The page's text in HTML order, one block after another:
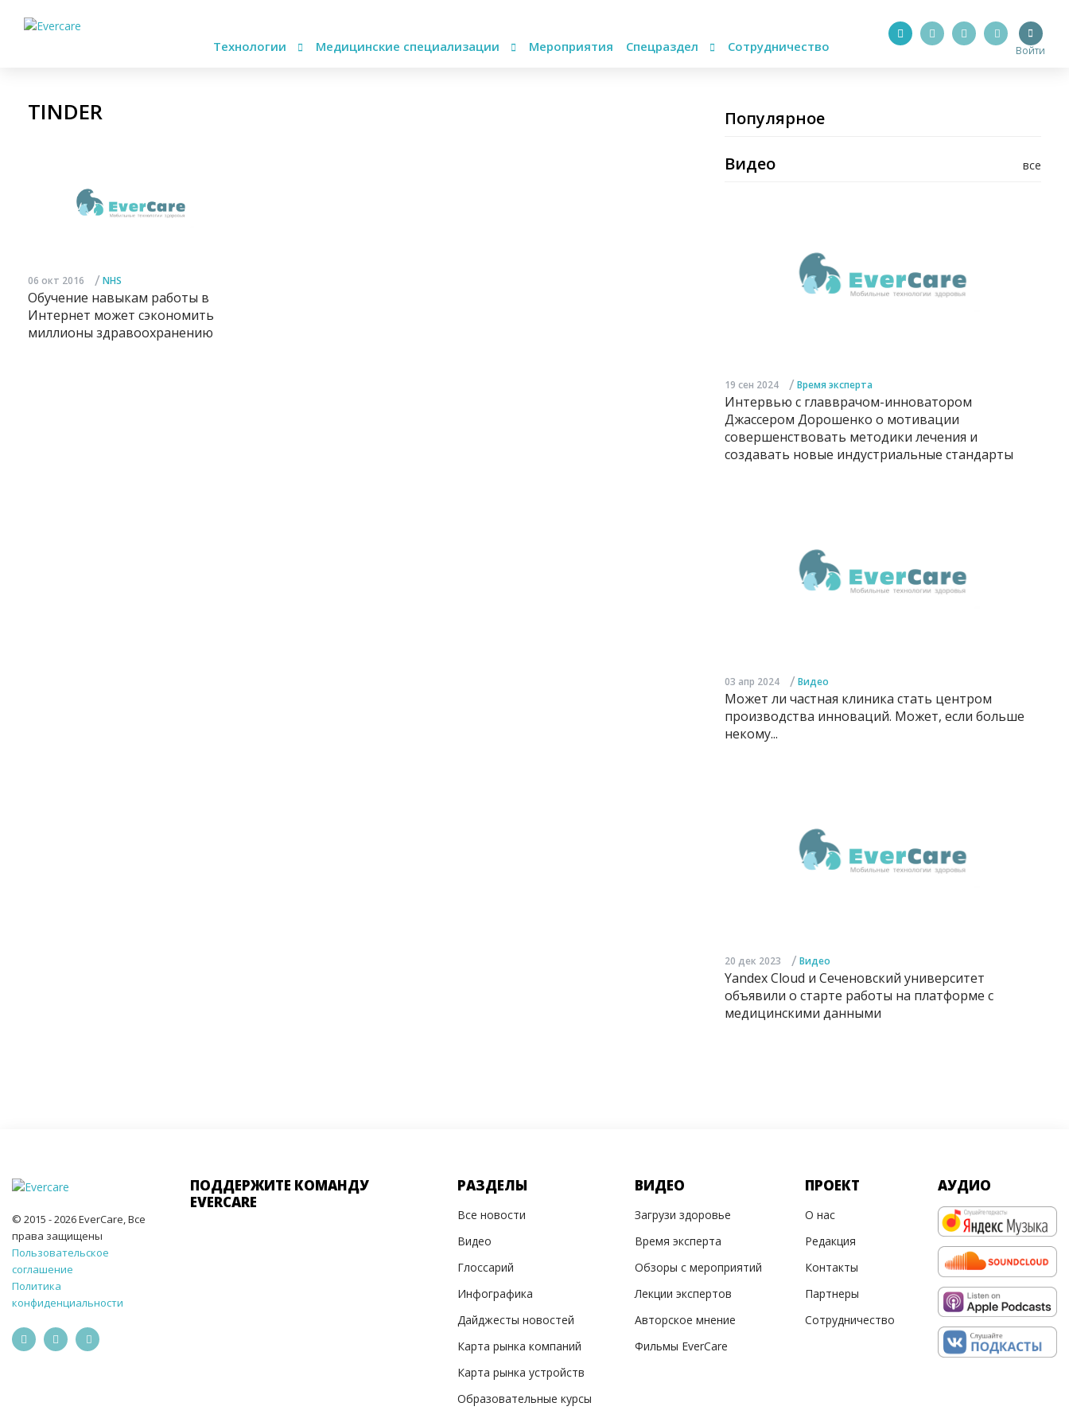
Технологии Медицинские специализации Мероприятия Спецраздел Сотрудничество Войти
TINDER
06 окт 2016 / NHS
Обучение навыкам работы в
Интернет может сэкономить
миллионы здравоохранению
Популярное
все
Видео
19 сен 2024 / Время эксперта
Интервью с главврачом-инноватором
Джассером Дорошенко о мотивации
совершенствовать методики лечения и
создавать новые индустриальные стандарты
03 апр 2024 / Видео
Может ли частная клиника стать центром
производства инноваций. Может, если больше
некому...
20 дек 2023 / Видео
Yandex Cloud и Сеченовский университет
объявили о старте работы на платформе с
медицинскими данными
© 2015 - 2026 EverCare, Все
права защищены
Пользовательское
соглашение
Политика
конфиденциальности
ПОДДЕРЖИТЕ КОМАНДУ
EVERCARE
РАЗДЕЛЫ
Все новости
Видео
Глоссарий
Инфографика
Дайджесты новостей
Карта рынка компаний
Карта рынка устройств
Образовательные курсы
ВИДЕО
Загрузи здоровье
Время эксперта
Обзоры с мероприятий
Лекции экспертов
Авторское мнение
Фильмы EverCare
ПРОЕКТ
О нас
Редакция
Контакты
Партнеры
Сотрудничество
АУДИО